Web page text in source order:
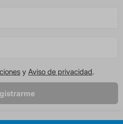
y Aviso de privacidad.